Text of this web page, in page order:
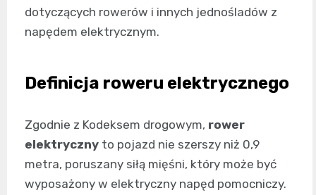
dotyczących rowerów i innych jednośladów z
napędem elektrycznym.
Definicja roweru elektrycznego
Zgodnie z Kodeksem drogowym, rower
elektryczny to pojazd nie szerszy niż 0,9
metra, poruszany siłą mięśni, który może być
wyposażony w elektryczny napęd pomocniczy.